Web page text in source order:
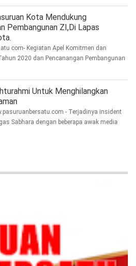
Kota Mendukung
Pembangunan ZI,Di Lapas
com- Kegiatan Apel Komitmen dan
2020 dan Pencanangan Pembangunan
Untuk Menghilangkan
- Terjadinya insident
Sabhara dengan beberapa awak media